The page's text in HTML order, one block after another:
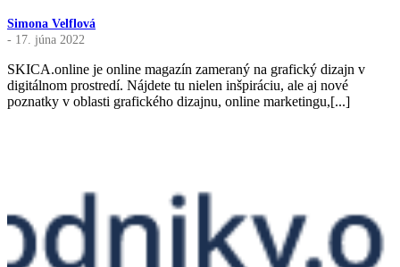
Simona Velflová
- 17. júna 2022
SKICA.online je online magazín zameraný na grafický dizajn v
digitálnom prostredí. Nájdete tu nielen inšpiráciu, ale aj nové
poznatky v oblasti grafického dizajnu, online marketingu,[...]